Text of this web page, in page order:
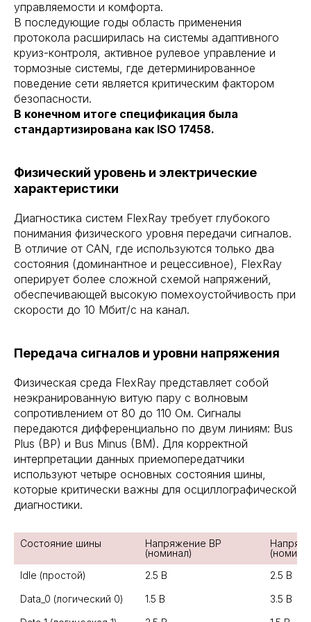
управляемости и комфорта.
В последующие годы область применения
протокола расширилась на системы адаптивного
круиз-контроля, активное рулевое управление и
тормозные системы, где детерминированное
поведение сети является критическим фактором
безопасности.
В конечном итоге спецификация была
стандартизирована как ISO 17458.
Физический уровень и электрические
характеристики
Диагностика систем FlexRay требует глубокого
понимания физического уровня передачи сигналов.
В отличие от CAN, где используются только два
состояния (доминантное и рецессивное), FlexRay
оперирует более сложной схемой напряжений,
обеспечивающей высокую помехоустойчивость при
скорости до 10 Мбит/с на канал.
Передача сигналов и уровни напряжения
Физическая среда FlexRay представляет собой
неэкранированную витую пару с волновым
сопротивлением от 80 до 110 Ом. Сигналы
передаются дифференциально по двум линиям: Bus
Plus (BP) и Bus Minus (BM). Для корректной
интерпретации данных приемопередатчики
используют четыре основных состояния шины,
которые критически важны для осциллографической
диагностики.
Напряжение BP